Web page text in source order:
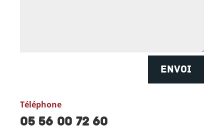
ENVOI
Téléphone
05 56 00 72 60